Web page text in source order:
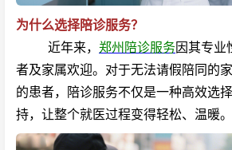
为什么选择陪诊服务？
近年来， 郑州陪诊服务因其专业
者及家属欢迎。对于无法请假陪同的
的患者，陪诊服务不仅是一种高效选
持，让整个就医过程变得轻松、温暖。